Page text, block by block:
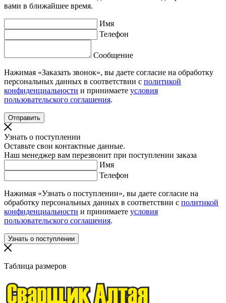
вами в ближайшее время.
Имя
Телефон
Сообщение
Нажимая «Заказать звонок», вы даете согласие на обработку
персональных данных в соответствии с политикой
конфиденциальности и принимаете условия
пользовательского соглашения.
Узнать о поступлении
Оставьте свои контактные данные.
Наш менеджер вам перезвонит при поступлении заказа
Имя
Телефон
Нажимая «Узнать о поступлении», вы даете согласие на
обработку персональных данных в соответствии с политикой
конфиденциальности и принимаете условия
пользовательского соглашения.
Таблица размеров